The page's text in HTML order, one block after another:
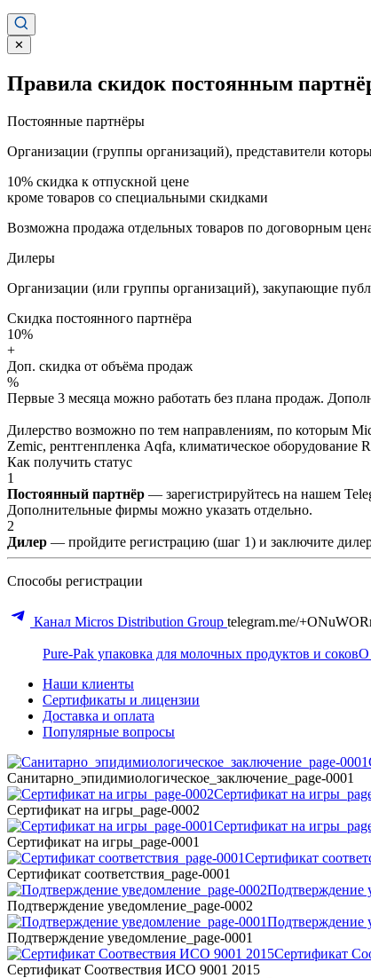
✕
Правила скидок постоянным
Постоянные партнёры
Организации (группы организаций), представители
10% скидка к отпускной цене
кроме товаров со специальными скидками
Возможна продажа отдельных товаров по договорным
Дилеры
Организации (или группы организаций), закупающие
Скидка постоянного партнёра
10%
+
Доп. скидка от объёма продаж
%
Первые 3 месяца можно работать без плана продаж.
Дилерство возможно по тем направлениям, по которым
Zemic, рентгенпленка Aqfa, климатическое оборудование
Как получить статус
1
Постоянный партнёр — зарегистрируйтесь на нашем
Дополнительные фирмы можно указать отдельно.
2
Дилер — пройдите регистрацию (шаг 1) и заключите
Способы регистрации
Канал Micros Distribution Group telegram.me/
Pure-Pak упаковка для молочных продуктов и соковО
Наши клиенты
Сертификаты и лицензии
Доставка и оплата
Популярные вопросы
Санитарно_эпидимиологическое_заключение_page-0001
Сертификат на
Сертификат на игры_page-0002
Сертификат на
Сертификат на игры_page-0001
Сертификат
Сертификат соответствия_page-0001
Подтверждение
Подтверждение уведомление_page-0002
Подтверждение
Подтверждение уведомление_page-0001
Сертификат
Сертификат Соотвествия ИСО 9001 2015